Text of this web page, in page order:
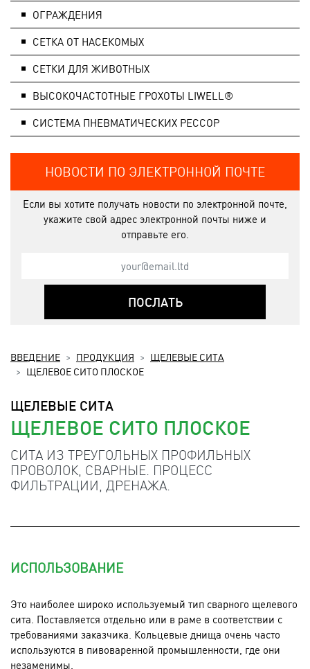
ВВЕДЕНИЕ ПРОДУКЦИЯ
ЩЕЛЕВЫЕ СИТА
ЩЕЛЕВОЕ СИТО ПЛОСКОЕ
ЩЕЛЕВЫЕ СИТА
ЩЕЛЕВОЕ СИТО ПЛОСКОЕ
СИТА ИЗ ТРЕУГОЛЬНЫХ ПРОФИЛЬНЫХ
ПРОВОЛОК, СВАРНЫЕ. ПРОЦЕСС
ФИЛЬТРАЦИИ, ДРЕНАЖА.
ИСПОЛЬЗОВАНИЕ
Это наиболее широко используемый тип сварного щелевого
сита. Поставляется отдельно или в раме в соответствии с
требованиями заказчика. Кольцевые днища очень часто
используются в пивоваренной промышленности, где они
незаменимы.
ОГРАЖДЕНИЯ
СЕТКА ОТ НАСЕКОМЫХ
СЕТКИ ДЛЯ ЖИВОТНЫХ
ВЫСОКОЧАСТОТНЫЕ ГРОХОТЫ LIWELL®
СИСТЕМA ПНЕВМАТИЧЕСКИХ РЕССОР
НОВОСТИ ПО ЭЛЕКТРОННОЙ ПОЧТЕ
Если вы хотите получать новости по электронной почте,
укажите свой адрес электронной почты ниже и
отправьте его.
ПОСЛАТЬ